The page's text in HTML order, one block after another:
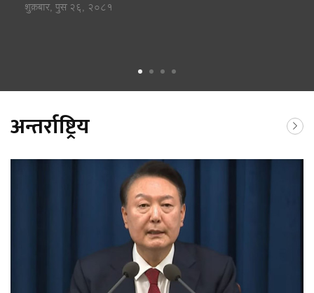
शुक्रबार, पुस २६, २०८१
अन्तर्राष्ट्रिय